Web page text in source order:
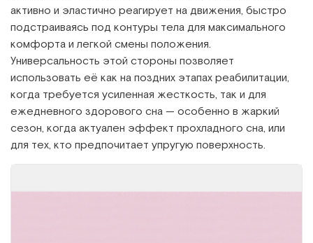
активно и эластично реагирует на движения, быстро
подстраиваясь под контуры тела для максимального
комфорта и легкой смены положения.
Универсальность этой стороны позволяет
использовать её как на поздних этапах реабилитации,
когда требуется усиленная жесткость, так и для
ежедневного здорового сна — особенно в жаркий
сезон, когда актуален эффект прохладного сна, или
для тех, кто предпочитает упругую поверхность.